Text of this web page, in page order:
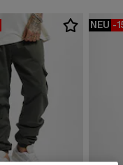
NEU -